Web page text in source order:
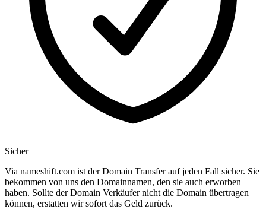
Sicher
Via nameshift.com ist der Domain Transfer auf jeden Fall sicher. Sie
bekommen von uns den Domainnamen, den sie auch erworben
haben. Sollte der Domain Verkäufer nicht die Domain übertragen
können, erstatten wir sofort das Geld zurück.